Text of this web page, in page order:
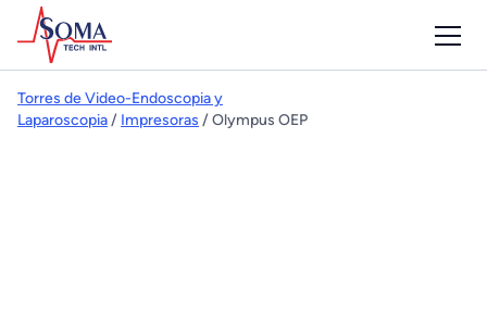
Torres de Video-Endoscopia y
Laparoscopia/ Impresoras / Olympus OEP